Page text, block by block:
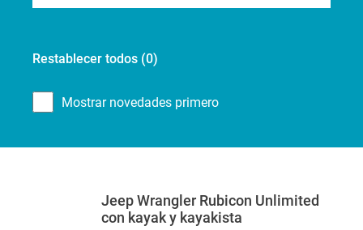
Mostrar novedades primero
Restablecer todos (0)
Jeep Wrangler Rubicon Unlimited
con kayak y kayakista